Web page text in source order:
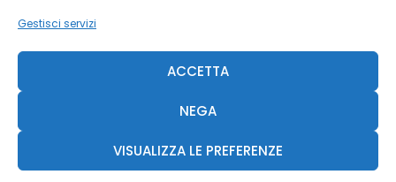
Gestisci servizi
ACCETTA
NEGA
VISUALIZZA LE PREFERENZE
R.S. Trib. MI N. 69935-2092-845 - Cap. Soc. € 468.000 -
Diavolina |Consulente Web Marketing